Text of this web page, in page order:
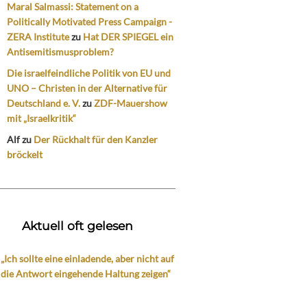
Maral Salmassi: Statement on a
Politically Motivated Press Campaign -
ZERA Institutezu Hat DER SPIEGEL ein
Antisemitismusproblem?
Die israelfeindliche Politik von EU und
UNO – Christen in der Alternative für
Deutschland e. V.zuZDF-Mauershow
mit „Israelkritik“
Alfzu Der Rückhalt für den Kanzler
bröckelt
Aktuell oft gelesen
„Ich sollte eine einladende, aber nicht auf
die Antwort eingehende Haltung zeigen“